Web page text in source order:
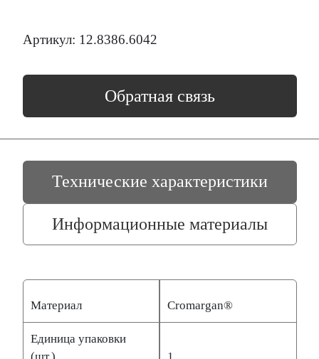
Артикул: 12.8386.6042
Обратная связь
Технические характеристики
Информационные материалы
Материал Cromargan®
Единица упаковки